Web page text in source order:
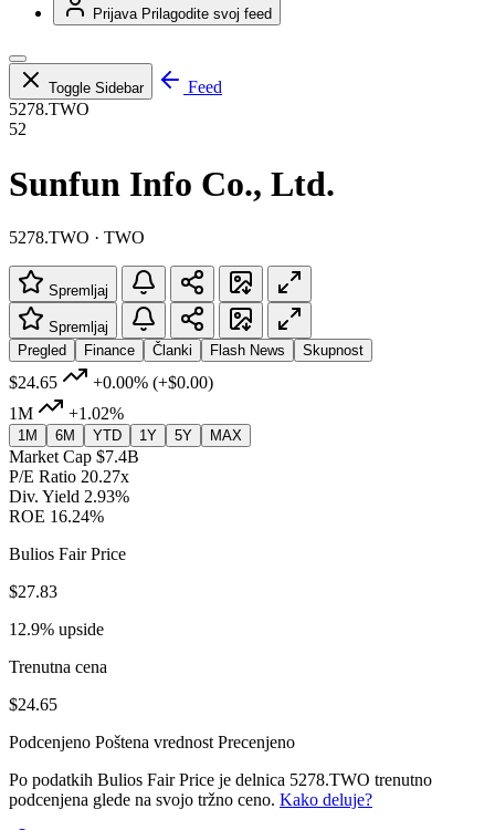
Prijava Prilagodite svoj feed
Toggle Sidebar
Feed
5278.TWO
52
Sunfun Info Co., Ltd.
5278.TWO · TWO
Spremljaj
Spremljaj
Pregled
Finance Članki Flash News Skupnost
$24.65 +0.00% (+$0.00)
1M
+1.02%
1M 6M YTD 1Y 5Y MAX
Market Cap $7.4B
P/E Ratio 20.27x
Div. Yield 2.93%
ROE 16.24%
Bulios Fair Price
$27.83
12.9% upside
Trenutna cena
$24.65
Podcenjeno Poštena vrednost Precenjeno
Po podatkih Bulios Fair Price je delnica 5278.TWO trenutno
podcenjena glede na svojo tržno ceno. Kako deluje?